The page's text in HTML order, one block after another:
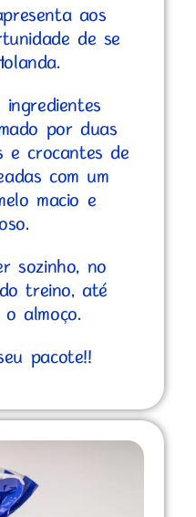
aos
de se
ingredientes
por duas
e crocantes de
com um
macio e
sozinho, no
treino, até
o almoço.
pacote!!